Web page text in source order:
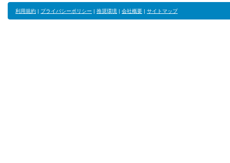
利用規約 | プライバシーポリシー | 推奨環境 | 会社概要 | サイトマップ